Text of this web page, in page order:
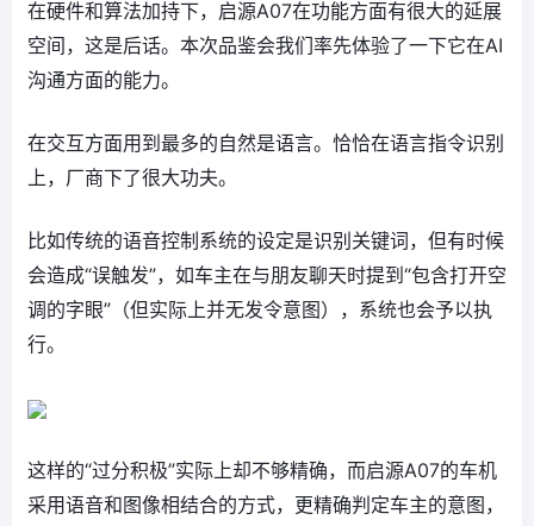
在硬件和算法加持下，启源A07在功能方面有很大的延展
空间，这是后话。本次品鉴会我们率先体验了一下它在AI
沟通方面的能力。
在交互方面用到最多的自然是语言。恰恰在语言指令识别
上，厂商下了很大功夫。
比如传统的语音控制系统的设定是识别关键词，但有时候
会造成“误触发”，如车主在与朋友聊天时提到“包含打开空
调的字眼”（但实际上并无发令意图），系统也会予以执
行。
这样的“过分积极”实际上却不够精确，而启源A07的车机
采用语音和图像相结合的方式，更精确判定车主的意图，